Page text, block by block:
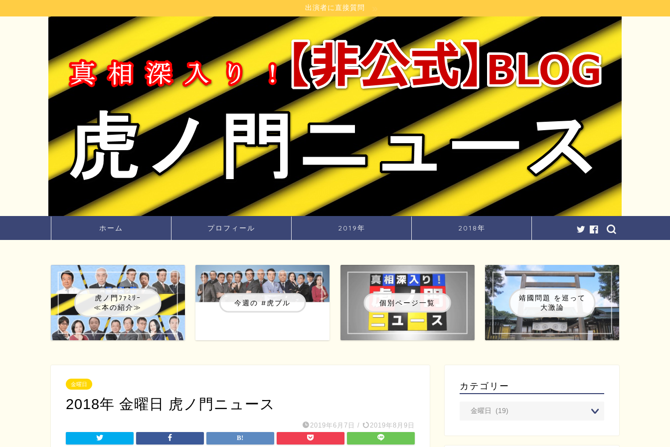
出演者に直接質問
ホーム プロフィール 2019年 2018年
虎ノ門ﾌｧﾐﾘｰ
≪本の紹介≫
今週の #虎ブル 個別ページ一覧
靖國問題 を巡って
大激論
金曜日
2018年 金曜日 虎ノ門ニュース
2019年6月7日 / 2019年8月9日
カテゴリー